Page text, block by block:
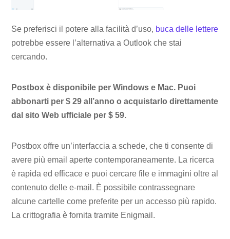
Se preferisci il potere alla facilità d’uso, buca delle lettere
potrebbe essere l’alternativa a Outlook che stai
cercando.
Postbox è disponibile per Windows e Mac. Puoi
abbonarti per $ 29 all’anno o acquistarlo direttamente
dal sito Web ufficiale per $ 59.
Postbox offre un’interfaccia a schede, che ti consente di
avere più email aperte contemporaneamente. La ricerca
è rapida ed efficace e puoi cercare file e immagini oltre al
contenuto delle e-mail. È possibile contrassegnare
alcune cartelle come preferite per un accesso più rapido.
La crittografia è fornita tramite Enigmail.